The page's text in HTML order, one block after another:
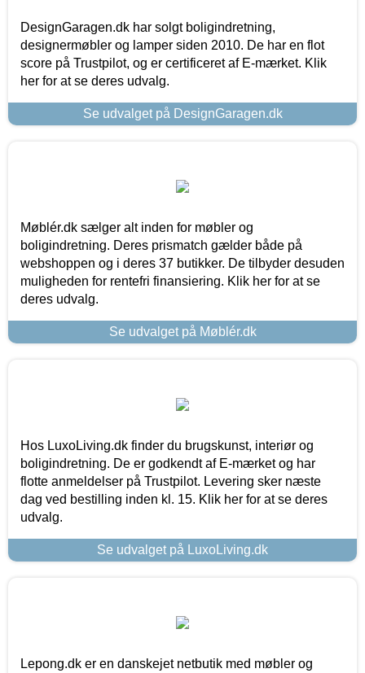
DesignGaragen.dk har solgt boligindretning,
designermøbler og lamper siden 2010. De har en flot
score på Trustpilot, og er certificeret af E-mærket. Klik
her for at se deres udvalg.
Se udvalget på DesignGaragen.dk
Møblér.dk sælger alt inden for møbler og
boligindretning. Deres prismatch gælder både på
webshoppen og i deres 37 butikker. De tilbyder desuden
muligheden for rentefri finansiering. Klik her for at se
deres udvalg.
Se udvalget på Møblér.dk
Hos LuxoLiving.dk finder du brugskunst, interiør og
boligindretning. De er godkendt af E-mærket og har
flotte anmeldelser på Trustpilot. Levering sker næste
dag ved bestilling inden kl. 15. Klik her for at se deres
udvalg.
Se udvalget på LuxoLiving.dk
Lepong.dk er en danskejet netbutik med møbler og